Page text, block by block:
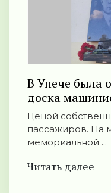
В Унече была
доска
Ценой
пассажиров. На
мемориальной ...
Читать далее